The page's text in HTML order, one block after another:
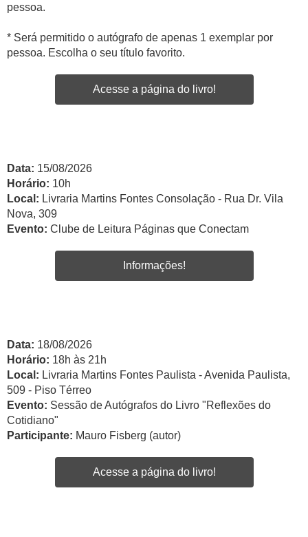
pessoa.
* Será permitido o autógrafo de apenas 1 exemplar por
pessoa. Escolha o seu título favorito.
Acesse a página do livro!
Data: 15/08/2026
Horário: 10h
Local: Livraria Martins Fontes Consolação - Rua Dr. Vila
Nova, 309
Evento: Clube de Leitura Páginas que Conectam
Informações!
Data: 18/08/2026
Horário: 18h às 21h
Local: Livraria Martins Fontes Paulista - Avenida Paulista,
509 - Piso Térreo
Evento: Sessão de Autógrafos do Livro "Reflexões do
Cotidiano"
Participante: Mauro Fisberg (autor)
Acesse a página do livro!